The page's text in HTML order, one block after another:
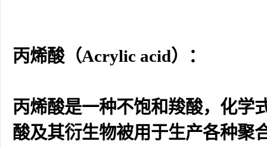
丙烯酸（Acrylic acid）：
丙烯酸是一种不饱和羧酸，化学
酸及其衍生物被用于生产各种聚